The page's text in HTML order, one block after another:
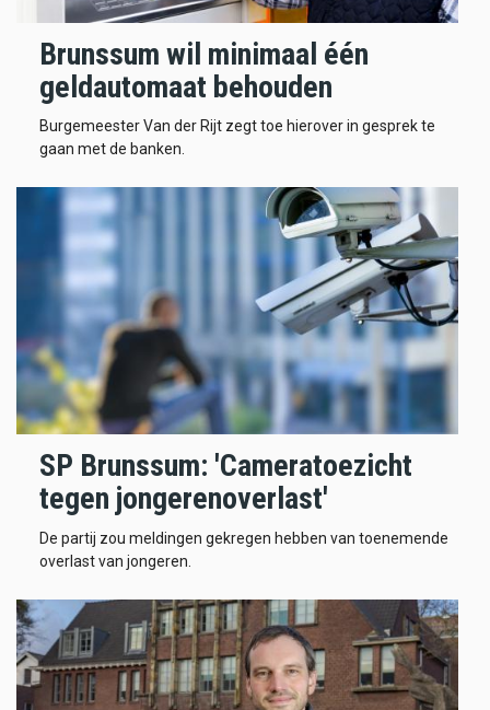
Brunssum wil minimaal één
geldautomaat behouden
Burgemeester Van der Rijt zegt toe hierover in gesprek te
gaan met de banken.
SP Brunssum: 'Cameratoezicht
tegen jongerenoverlast'
De partij zou meldingen gekregen hebben van toenemende
overlast van jongeren.